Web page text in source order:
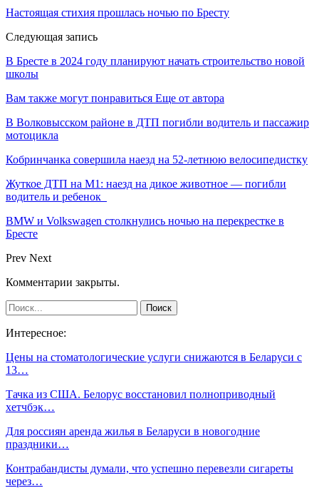
Настоящая стихия прошлась ночью по Бресту
Следующая запись
В Бресте в 2024 году планируют начать строительство новой
школы
Вам также могут понравиться Еще от автора
В Волковысском районе в ДТП погибли водитель и пассажир
мотоцикла
Кобринчанка совершила наезд на 52-летнюю велосипедистку
Жуткое ДТП на М1: наезд на дикое животное — погибли
водитель и ребенок
BMW и Volkswagen столкнулись ночью на перекрестке в
Бресте
Prev Next
Комментарии закрыты.
Интересное:
Цены на стоматологические услуги снижаются в Беларуси с
13…
Тачка из США. Белорус восстановил полноприводный
хетчбэк…
Для россиян аренда жилья в Беларуси в новогодние
праздники…
Контрабандисты думали, что успешно перевезли сигареты
через…